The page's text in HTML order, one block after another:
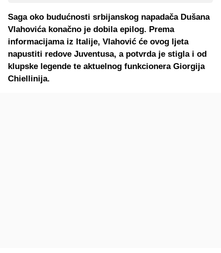
Saga oko budućnosti srbijanskog napadača Dušana
Vlahovića konačno je dobila epilog. Prema
informacijama iz Italije, Vlahović će ovog ljeta
napustiti redove Juventusa, a potvrda je stigla i od
klupske legende te aktuelnog funkcionera Giorgija
Chiellinija.